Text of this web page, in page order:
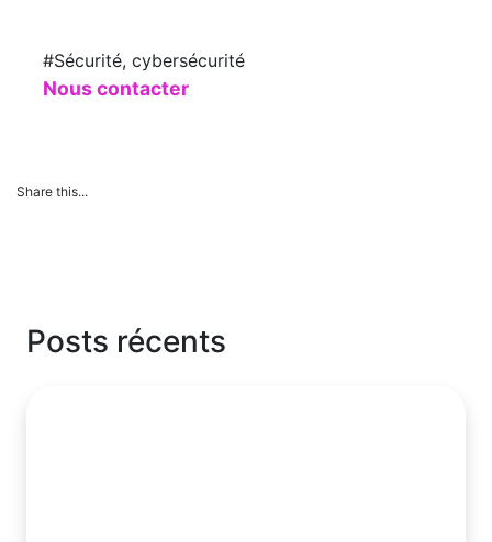
#Sécurité, cybersécurité
Nous contacter
Share this...
Posts récents